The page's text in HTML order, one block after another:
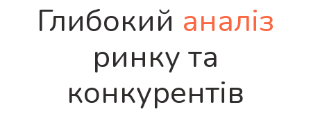
Глибокий аналіз
ринку та
конкурентів